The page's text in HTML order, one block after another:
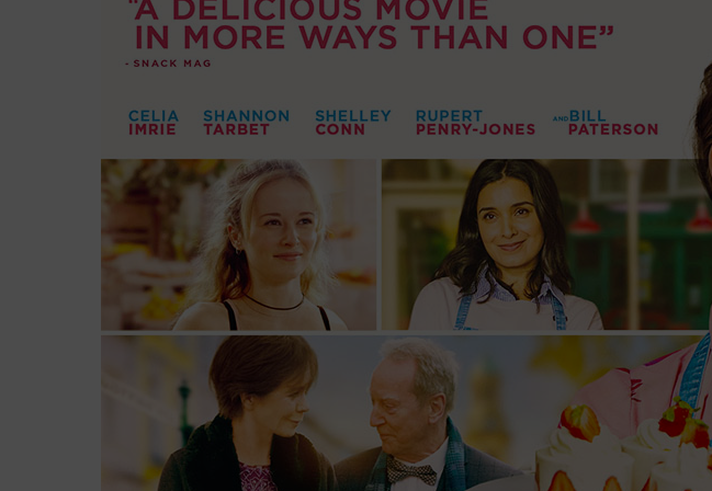
20.01.2022 Charlatan
Drama mit Ivan Trojan, Joachim Paul Assböck, Josef Trojan
Drama mit Catherine Deneuve, Benoît Magimel, Cécile De France
20.01.2022 Nightmare Alley
Thriller mit Bradley Cooper, Cate Blanchett, Toni Collette
20.01.2022 Sing – Die Show Deines Lebens
Animation
27.01.2022 Licorice Pizza
Komödie mit Alana Haim, Cooper Hoffman, Sean Penn
Neue Kinofilme im Februar 2022
03.02.2022 In 80 Tagen um die Welt